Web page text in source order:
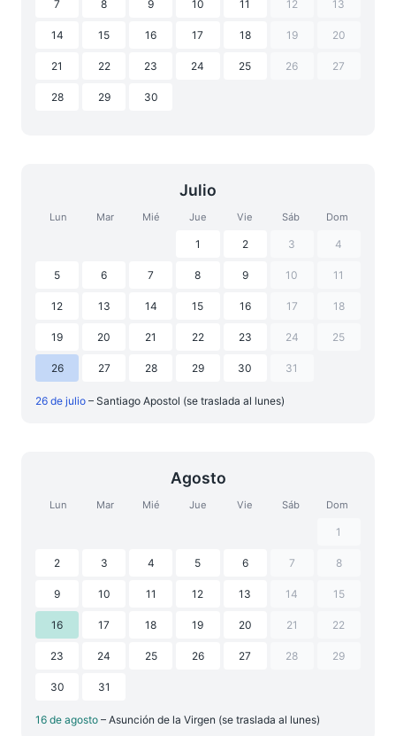
7 8 9 10 11 12 13
14 15 16 17 18 19 20
21 22 23 24 25 26 27
28 29 30
Julio
Lun Mar Mié Jue Vie Sáb Dom
1 2 3 4
5 6 7 8 9 10 11
12 13 14 15 16 17 18
19 20 21 22 23 24 25
26 27 28 29 30 31
26 de julio – Santiago Apostol (se traslada al lunes)
Agosto
Lun Mar Mié Jue Vie Sáb Dom
1
2 3 4 5 6 7 8
9 10 11 12 13 14 15
16 17 18 19 20 21 22
23 24 25 26 27 28 29
30 31
16 de agosto – Asunción de la Virgen (se traslada al lunes)